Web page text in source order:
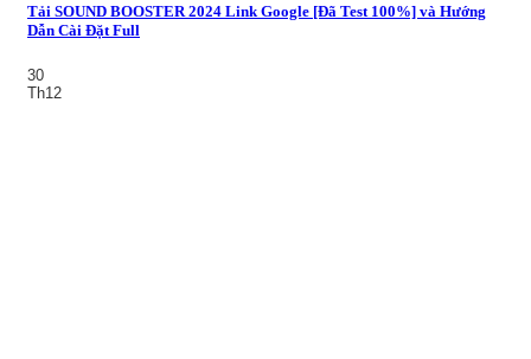
Tải SOUND BOOSTER 2024 Link Google [Đã Test 100%] và Hướng
Dẫn Cài Đặt Full
30
Th12